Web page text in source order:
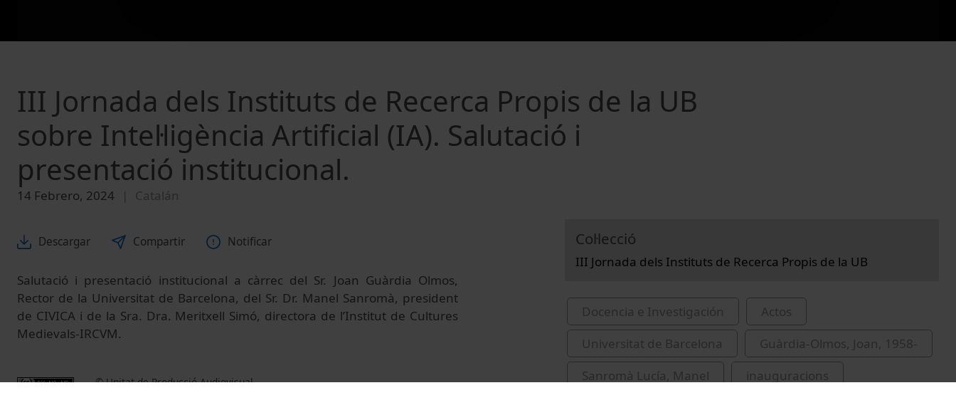
III Jornada dels Instituts de Recerca Propis de la UB
sobre Intel·ligència Artificial (IA). Salutació i
presentació institucional.
14 Febrero, 2024 Catalán
Descargar Compartir Notificar
Salutació i presentació institucional a càrrec del Sr. Joan Guàrdia Olmos,
Rector de la Universitat de Barcelona, del Sr. Dr. Manel Sanromà, president
de CIVICA i de la Sra. Dra. Meritxell Simó, directora de l’Institut de Cultures
Medievals-IRCVM.
© Unitat de Producció Audiovisual
Col·lecció
III Jornada dels Instituts de Recerca Propis de la UB
Docencia e Investigación
Actos
Universitat de Barcelona
Guàrdia-Olmos, Joan, 1958-
Sanromà Lucía, Manel
inauguracions